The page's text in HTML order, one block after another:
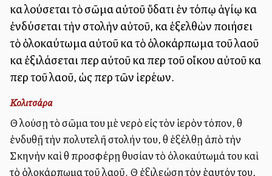
καὶ λούσεται τὸ σῶμα αὐτοῦ ὕδατι ἐν τόπῳ ἁγίῳ καὶ
ἐνδύσεται τὴν στολὴν αὐτοῦ, καὶ ἐξελθὼν ποιήσει
τὸ ὁλοκαύτωμα αὐτοῦ καὶ τὸ ὁλοκάρπωμα τοῦ λαοῦ
καὶ ἐξιλάσεται περὶ αὐτοῦ καὶ περὶ τοῦ οἴκου αὐτοῦ καὶ
περὶ τοῦ λαοῦ, ὡς περὶ τῶν ἱερέων.
Κολιτσάρα
Θὰ λούσῃ τὸ σῶμα του μὲ νερὸ εἰς τὸν ἱερὸν τόπον, θὰ
ἐνδυθῇ τὴν πολυτελῆ στολήν του, θὰ ἐξέλθῃ ἀπὸ τὴν
Σκηνὴν καὶ θὰ προσφέρῃ θυσίαν τὸ ὁλοκαύτωμά του καὶ
τὸ ὁλοκάρπωμα τοῦ λαοῦ. Θὰ ἐξιλεώσῃ τὸν ἑαυτόν του,